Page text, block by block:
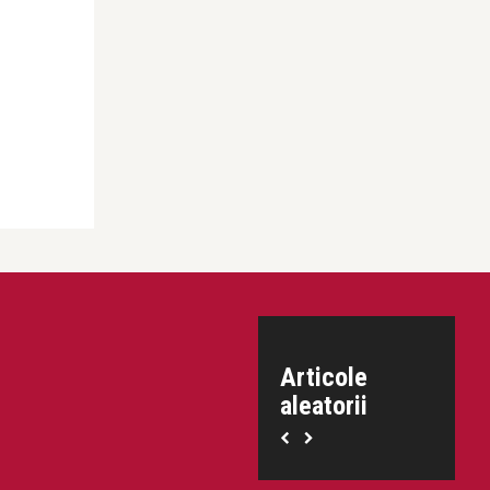
Articole
aleatorii